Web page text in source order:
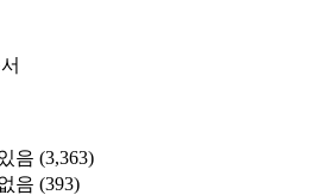
음 (3,363)
음 (393)